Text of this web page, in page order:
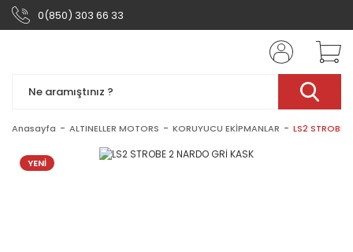
0(850) 303 66 33
Anasayfa ALTINELLER MOTORS KORUYUCU EKİPMANLAR LS2 STROBE
YENİ